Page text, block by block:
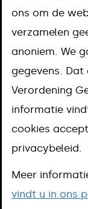
Archief van
Het
ons om de
verzamelen
anoniem. We
gegevens. Dat
Verordening
informatie
cookies
privacybeleid.
Meer
vindt u in ons